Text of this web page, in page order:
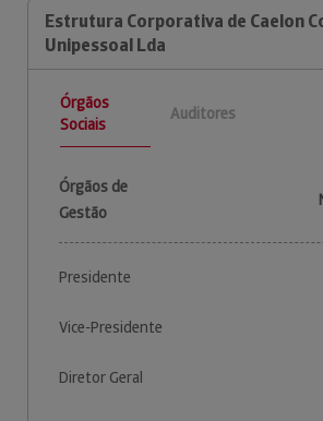
Estrutura Corporativa de Caelon
Unipessoal Lda
Órgãos
Sociais
Auditores
Órgãos de
Gestão
Presidente
Vice-Presidente
Diretor Geral